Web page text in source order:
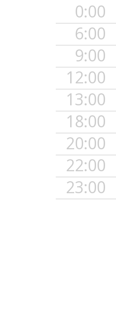
0:00
6:00
9:00
12:00
13:00
18:00
20:00
22:00
23:00